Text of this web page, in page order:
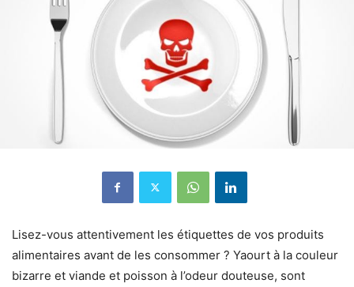
Lisez-vous attentivement les étiquettes de vos produits
alimentaires avant de les consommer ? Yaourt à la couleur
bizarre et viande et poisson à l’odeur douteuse, sont